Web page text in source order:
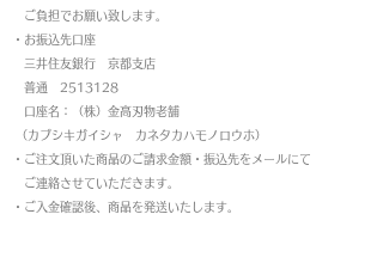
ご負担でお願い致します。
・お振込先口座
三井住友銀行 京都支店
普通 2513128
口座名：（株）金高刃物老舗
（カブシキガイシャ カネタカハモノロウホ）
・ご注文頂いた商品のご請求金額・振込先をメールにて
ご連絡させていただきます。
・ご入金確認後、商品を発送いたします。